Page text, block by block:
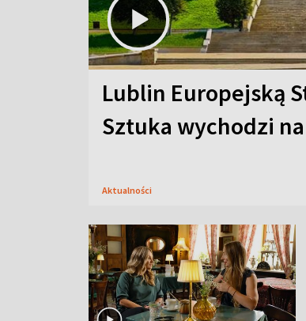
Lublin Europejską
Sztuka wychodzi
Aktualności